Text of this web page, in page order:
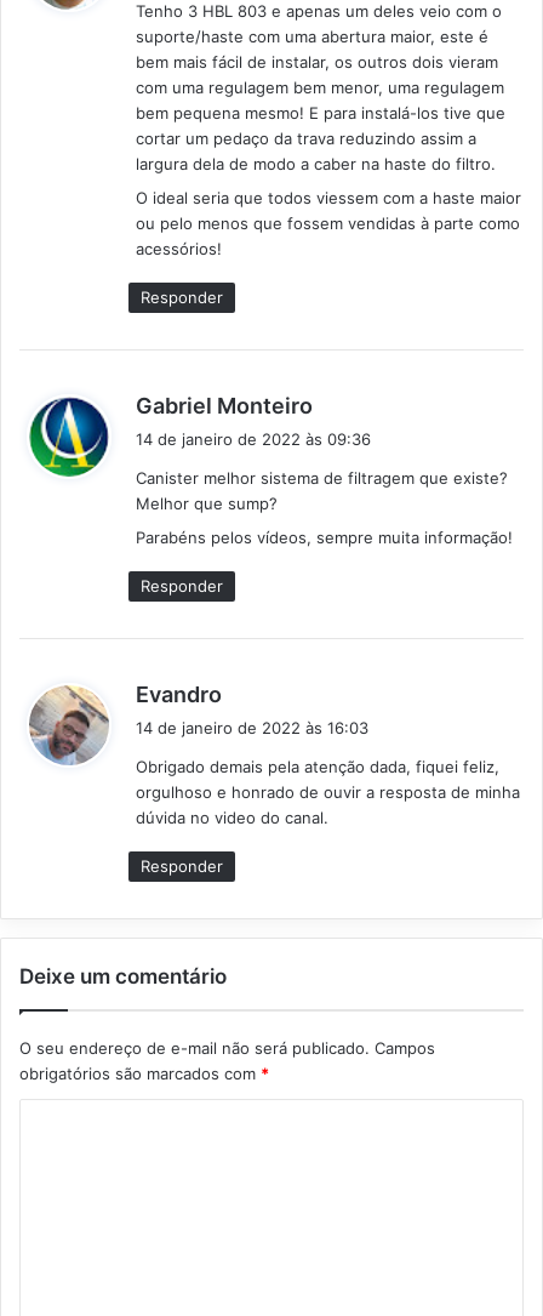
s
e
:
Tenho 3 HBL 803 e apenas um deles veio com o
suporte/haste com uma abertura maior, este é
bem mais fácil de instalar, os outros dois vieram
com uma regulagem bem menor, uma regulagem
bem pequena mesmo! E para instalá-los tive que
cortar um pedaço da trava reduzindo assim a
largura dela de modo a caber na haste do filtro.
O ideal seria que todos viessem com a haste maior
ou pelo menos que fossem vendidas à parte como
acessórios!
Responder
Gabriel Monteiro
s
:
14 de janeiro de 2022 às 09:36
Canister melhor sistema de filtragem que existe?
Melhor que sump?
Parabéns pelos vídeos, sempre muita informação!
Responder
Evandro
s
e
:
14 de janeiro de 2022 às 16:03
Obrigado demais pela atenção dada, fiquei feliz,
orgulhoso e honrado de ouvir a resposta de minha
dúvida no video do canal.
Responder
Deixe um comentário
O seu endereço de e-mail não será publicado. Campos
obrigatórios são marcados com *